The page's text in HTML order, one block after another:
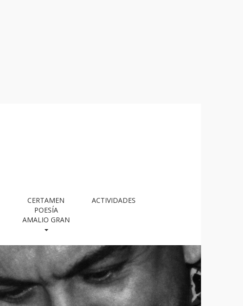
CERTAMEN
POESÍA
AMALIO GRAN
ACTIVIDADES